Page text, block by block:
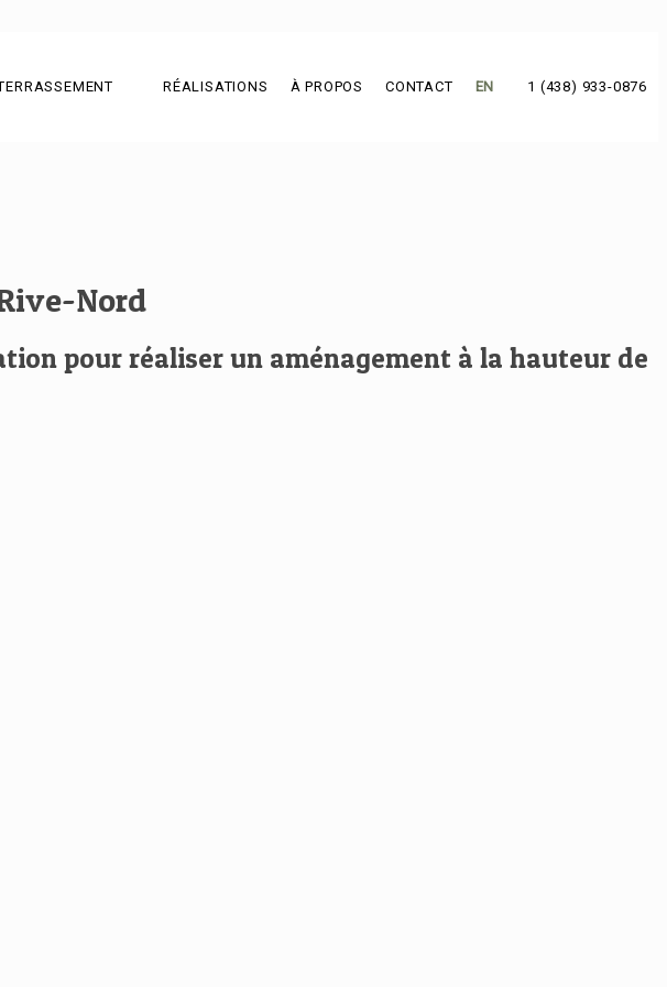
RÉALISATIONS À PROPOS CONTACT 1 (438) 933-0876
EN
Nord
pour réaliser un aménagement à la hauteur de